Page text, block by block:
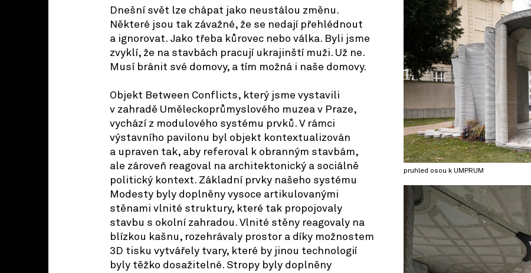
Dnešní svět lze chápat jako neustálou změnu.
Některé jsou tak závažné, že se nedají přehlédnout
a ignorovat. Jako třeba kůrovec nebo válka. Byli jsme
zvyklí, že na stavbách pracují ukrajinští muži. Už ne.
Musí bránit své domovy, a tím možná i naše domovy.
Objekt Between Conflicts, který jsme vystavili
v zahradě Uměleckoprůmyslového muzea v Praze,
vychází z modulového systému prvků. V rámci
výstavního pavilonu byl objekt kontextualizován
a upraven tak, aby referoval k obranným stavbám,
ale zároveň reagoval na architektonický a sociálně
politický kontext. Základní prvky našeho systému
Modesty byly doplněny vysoce artikulovanými
stěnami vlnité struktury, které tak propojovaly
stavbu s okolní zahradou. Vlnité stěny reagovaly na
blízkou kašnu, rozehrávaly prostor a díky možnostem
3D tisku vytvářely tvary, které by jinou technologií
byly těžko dosažitelné. Stropy byly doplněny
pruhled osou k UMPRUM